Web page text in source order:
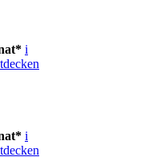
i
i